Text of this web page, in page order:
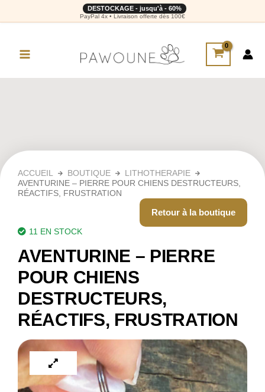
DESTOCKAGE - jusqu'à - 60%
PayPal 4x • Livraison offerte dès 100€
ACCUEIL BOUTIQUE
LITHOTHERAPIE
AVENTURINE – PIERRE POUR CHIENS DESTRUCTEURS,
RÉACTIFS, FRUSTRATION
Retour à la boutique
11 EN STOCK
AVENTURINE – PIERRE
POUR CHIENS
DESTRUCTEURS,
RÉACTIFS, FRUSTRATION